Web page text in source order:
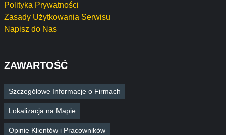
Polityka Prywatności
Zasady Użytkowania Serwisu
Napisz do Nas
ZAWARTOŚĆ
Szczegółowe Informacje o Firmach
Lokalizacja na Mapie
Opinie Klientów i Pracowników